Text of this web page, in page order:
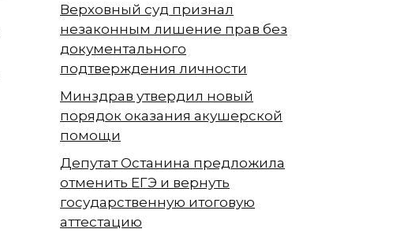
Верховный суд признал
незаконным лишение прав без
документального
подтверждения личности
Минздрав утвердил новый
порядок оказания акушерской
помощи
Депутат Останина предложила
отменить ЕГЭ и вернуть
государственную итоговую
аттестацию